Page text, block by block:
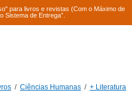
para livros e revistas (Com o Máximo de
Sistema de Entrega”.
/ Ciências Humanas / + Literatura